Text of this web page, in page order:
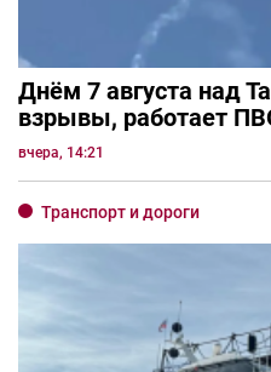
Днём 7 августа над
взрывы, работает
вчера, 14:21
Транспорт и дороги